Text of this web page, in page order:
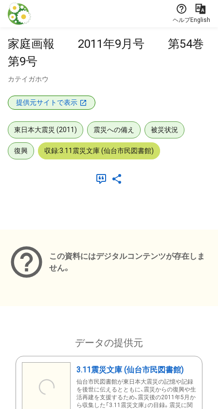
本文に飛ぶ
ヘルプEnglish
家庭画報 2011年9月号 第54巻
第9号
カテイガホウ
提供元サイトで表示
東日本大震災 (2011) 震災への備え 被災状況
復興 収録:3.11震災文庫 (仙台市民図書館)
この資料にはデジタルコンテンツが存在しま
せん。
データの提供元
3.11震災文庫 (仙台市民図書館)
仙台市民図書館が東日本大震災の記憶や記録
を後世に伝えるとともに、震災からの復興や生
活再建を支援するため、震災後の2011年5月か
ら収集した「3.11震災文庫」の目録。震災に関